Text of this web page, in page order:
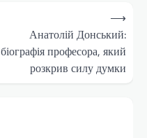
Анатолій Донський:
біографія професора, який
розкрив силу думки
⟶